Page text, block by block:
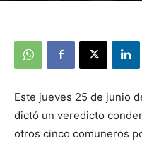
Este jueves 25 de junio
dictó un veredicto
otros cinco comuneros